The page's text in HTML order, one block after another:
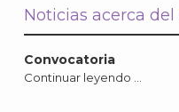
Noticias acerca del
Convocatoria
Continuar leyendo …